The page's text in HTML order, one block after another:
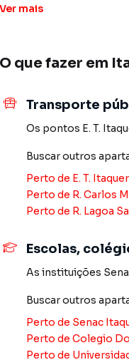
VALE A PENA CONHECER !!!!!
Apartamento para Venda
nossa equipe pelo
A Imobiliária Xavier e
construção ou
encontra milhares de
Negocie seu imóvel de
a praticidade de fazer
inovadoras para
imobiliário.
Anuncie seu imóvel! É
imóveis em diversas
Na Imobiliária Xavier e
Ver mais
O que fazer em
Transporte
Os pontos E. T.
Buscar outros
Perto de E. T.
Perto de R. Carlos
Perto de R. Lagoa
Escolas,
As instituições
Buscar outros
Perto de Senac
Perto de Colegio
Perto de